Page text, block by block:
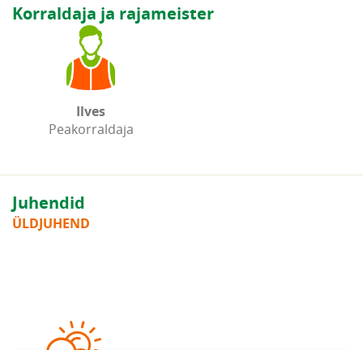
Korraldaja ja rajameister
Ilves
Peakorraldaja
Juhendid
ÜLDJUHEND